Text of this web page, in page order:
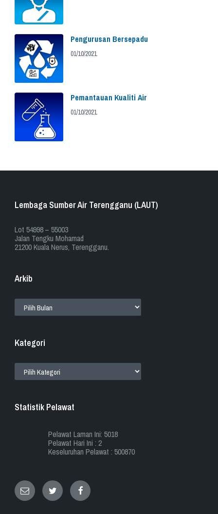
Pengurusan Bersepadu
01/10/2021
Pemantauan Kualiti Air
01/10/2021
Lembaga Sumber Air Terengganu (LAUT)
​​Lot 54998 – 55003
Jalan Tengku Mohamad
21200 Kuala Nerus, Terengganu.
Arkib
Kategori
Statistik Pelawat
Pelawat Laman Ini: 5018
Pelawat Hari Ini : 2
Keseluruhan Pelawat : 500870
Email TwitterFacebook